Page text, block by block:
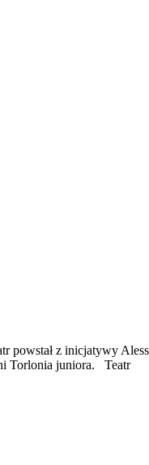
z inicjatywy
Torlonia juniora. Teatr